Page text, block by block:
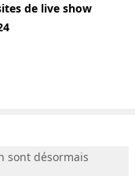
de live show
sont désormais